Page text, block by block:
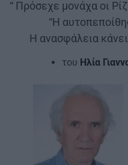
“ Πρόσεχε μονάχα οι
“Η
Η ανασφάλεια
του Ηλία